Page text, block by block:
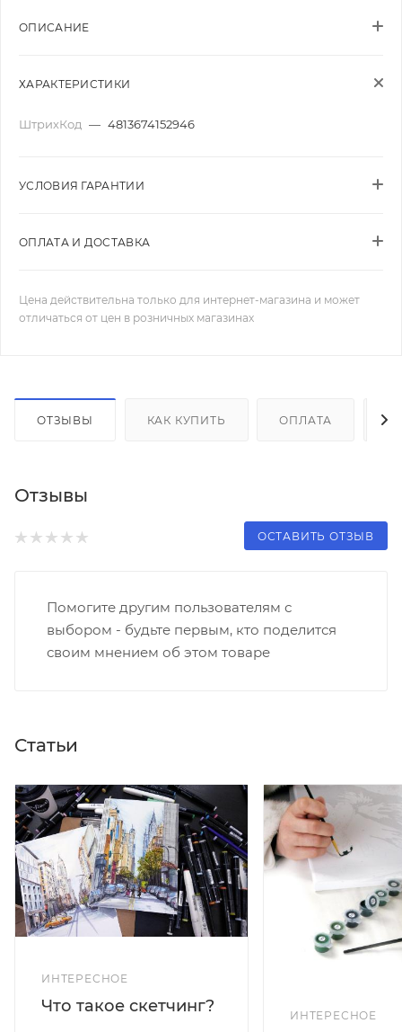
ОПИСАНИЕ
ХАРАКТЕРИСТИКИ
ШтрихКод — 4813674152946
УСЛОВИЯ ГАРАНТИИ
ОПЛАТА И ДОСТАВКА
Цена действительна только для интернет-магазина и может
отличаться от цен в розничных магазинах
ОТЗЫВЫ КАК КУПИТЬ ОПЛАТА
Отзывы
ОСТАВИТЬ ОТЗЫВ
Помогите другим пользователям с
выбором - будьте первым, кто поделится
своим мнением об этом товаре
Статьи
ИНТЕРЕСНОЕ
Что такое скетчинг?
ИНТЕРЕСНОЕ